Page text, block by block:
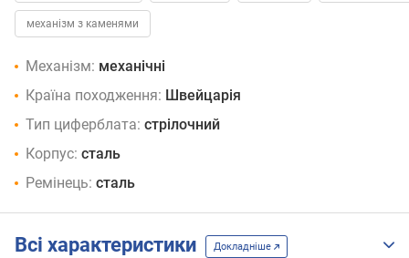
механізм з каменями
Механізм: механічні
Країна походження: Швейцарія
Тип циферблата: стрілочний
Корпус: сталь
Ремінець: сталь
Всі характеристики Докладніше